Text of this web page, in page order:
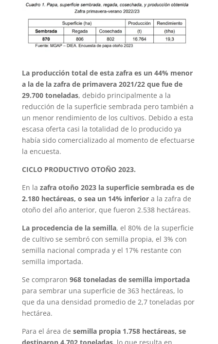
La producción total de esta zafra es un 44% menor
a la de la zafra de primavera 2021/22 que fue de
29.700 toneladas, debido principalmente a la
reducción de la superficie sembrada pero también a
un menor rendimiento de los cultivos. Debido a esta
escasa oferta casi la totalidad de lo producido ya
había sido comercializado al momento de efectuarse
la encuesta.
CICLO PRODUCTIVO OTOÑO 2023.
En la zafra otoño 2023 la superficie sembrada es de
2.180 hectáreas, o sea un 14% inferiora la zafra de
otoño del año anterior, que fueron 2.538 hectáreas.
La procedencia de la semilla, el 80% de la superficie
de cultivo se sembró con semilla propia, el 3% con
semilla nacional comprada y el 17% restante con
semilla importada.
Se compraron 968 toneladas de semilla importada
para sembrar una superficie de 363 hectáreas, lo
que da una densidad promedio de 2,7 toneladas por
hectárea.
Para el área de semilla propia 1.758 hectáreas, se
destinaron 4.702 toneladas, lo que resulta en